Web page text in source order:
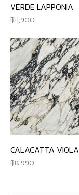
VERDE LAPPONIA
11,900
CALACATTA VIOLA
8,990